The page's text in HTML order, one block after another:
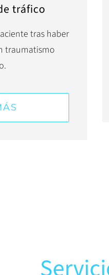
tráfico
tras haber
traumatismo